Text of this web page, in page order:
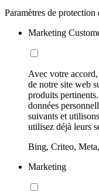
Paramètres de protection
Marketing
Avec votre
de notre site web
produits
données
suivants et
utilisez déjà leurs
Bing, Criteo,
Marketing